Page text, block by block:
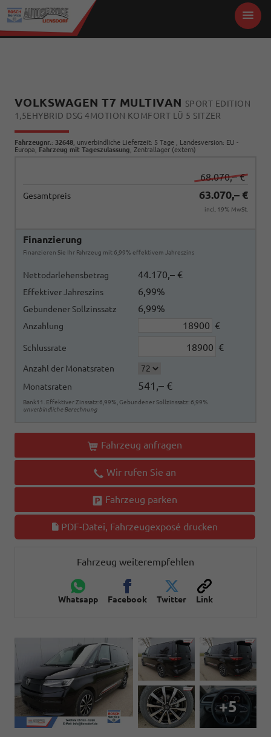
VOLKSWAGEN T7 MULTIVAN SPORT EDITION
1,5EHYBRID DSG 4MOTION KOMFORT LÜ 5 SITZER
Fahrzeugnr.: 32648 , unverbindliche Lieferzeit: 5 Tage , Landesversion: EU -
Europa, Fahrzeug mit Tageszulassung , Zentrallager (extern)
68.070,– €
Gesamtpreis 63.070,– €
incl. 19% MwSt.
Finanzierung
Finanzieren Sie Ihr Fahrzeug mit 6,99% effektivem Jahreszins
Nettodarlehensbetrag 44.170,– €
Effektiver Jahreszins 6,99%
Gebundener Sollzinssatz 6,99%
Anzahlung €
Schlussrate €
Anzahl der Monatsraten
Monatsraten
541,– €
Bank11. Effektiver Zinssatz:6,99%, Gebundener Sollzinssatz: 6,99%
unverbindliche Berechnung
Fahrzeug anfragen
Wir rufen Sie an
Fahrzeug parken
PDF-Datei, Fahrzeugexposé drucken
Fahrzeug weiterempfehlen
Whatsapp Facebook Twitter Link
+5